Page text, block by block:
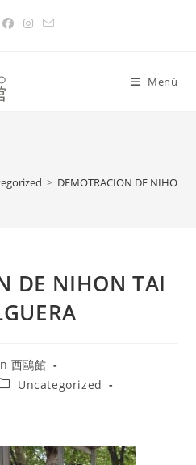
Menú
> DEMOTRACION DE NIHON
DE NIHON TAI
西鷗館
Uncategorized